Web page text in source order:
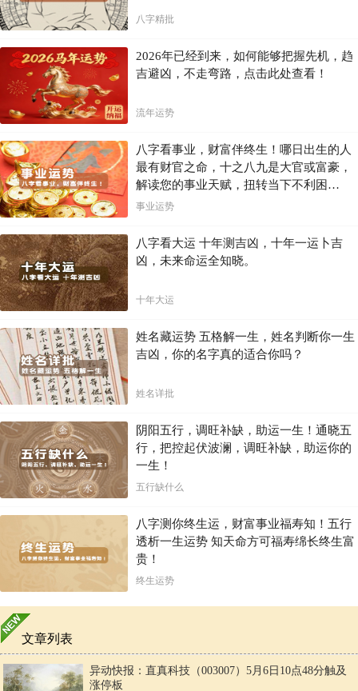
八字精批
2026年已经到来，如何能够把握先机，趋
吉避凶，不走弯路，点击此处查看！
流年运势
八字看事业，财富伴终生！哪日出生的人
最有财官之命，十之八九是大官或富豪，
解读您的事业天赋，扭转当下不利困
局！！
事业运势
八字看大运 十年测吉凶，十年一运卜吉
凶，未来命运全知晓。
十年大运
姓名藏运势 五格解一生，姓名判断你一生
吉凶，你的名字真的适合你吗？
姓名详批
阴阳五行，调旺补缺，助运一生！通晓五
行，把控起伏波澜，调旺补缺，助运你的
一生！
五行缺什么
八字测你终生运，财富事业福寿知！五行
透析一生运势 知天命方可福寿绵长终生富
贵！
终生运势
文章列表
异动快报：直真科技（003007）5月6日10点48分触及
涨停板